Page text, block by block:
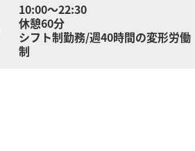
10:00～22:30
休憩60分
シフト制勤務/週40時間の変形労働
制